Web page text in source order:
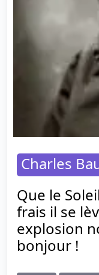
Charles
Que le
frais il se
explosion
bonjour !